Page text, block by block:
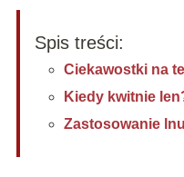
Spis treści:
Ciekawostki na
Kiedy kwitnie
Zastosowanie